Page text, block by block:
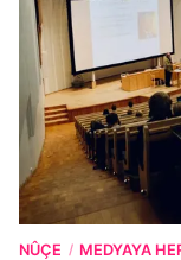
NÛÇE / MEDYAYA